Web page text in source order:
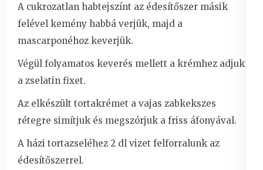
A cukrozatlan habtejszínt az édesítőszer másik
felével kemény habbá verjük, majd a
mascarponéhoz keverjük.
Végül folyamatos keverés mellett a krémhez adjuk
a zselatin fixet.
Az elkészült tortakrémet a vajas zabkekszes
rétegre simítjuk és megszórjuk a friss áfonyával.
A házi tortazseléhez 2 dl vizet felforralunk az
édesítőszerrel.